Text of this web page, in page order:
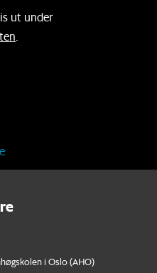
ut under
.
i Oslo (AHO)